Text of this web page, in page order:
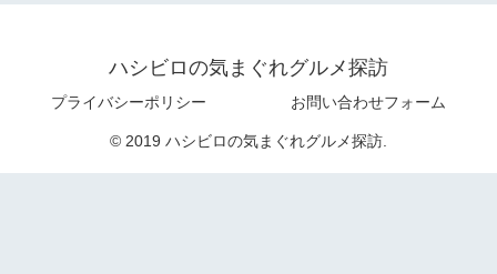
ハシビロの気まぐれグルメ探訪
プライバシーポリシー お問い合わせフォーム
© 2019 ハシビロの気まぐれグルメ探訪.